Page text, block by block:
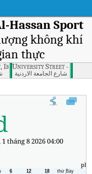
Hassan Sport
không khí
thực
IrbidUniversity Street -
ﺷﺎرع اﻟﺠﺎﻣﻌﺔ اﻻردﻧﯿﺔ
Chỉ số chất lượng không khí
tháng 8 2026 04:00